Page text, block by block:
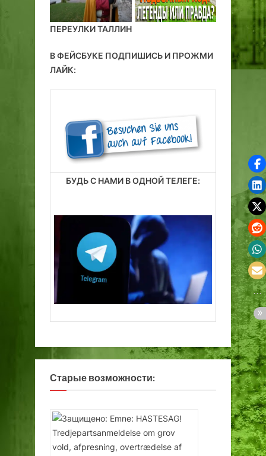
ПЕРЕУЛКИ ТАЛЛИН
В ФЕЙСБУКЕ ПОДПИШИСЬ И ПРОЖМИ
ЛАЙК:
БУДЬ С НАМИ В ОДНОЙ ТЕЛЕГЕ:
Старые возможности: